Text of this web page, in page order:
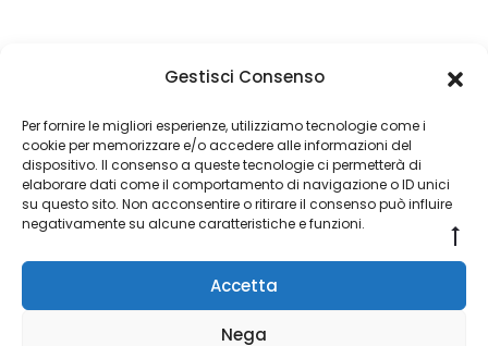
Gestisci Consenso
Per fornire le migliori esperienze, utilizziamo tecnologie come i
cookie per memorizzare e/o accedere alle informazioni del
dispositivo. Il consenso a queste tecnologie ci permetterà di
elaborare dati come il comportamento di navigazione o ID unici
su questo sito. Non acconsentire o ritirare il consenso può influire
negativamente su alcune caratteristiche e funzioni.
Accetta
Nega
About Piertullio
Condizioni di Vendita
c
to